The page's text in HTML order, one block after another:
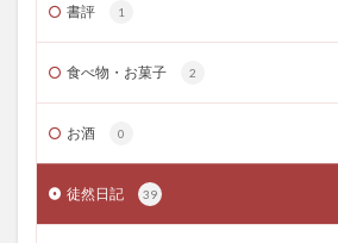
書評 1
食べ物・お菓子 2
お酒 0
徒然日記 39